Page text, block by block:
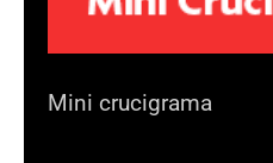
Mini crucigrama